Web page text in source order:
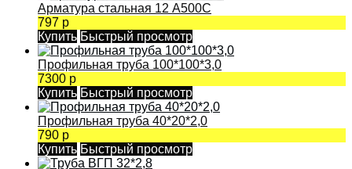
Арматура стальная 12 А500С
797 р
Купить Быстрый просмотр
Профильная труба 100*100*3,0
7300 р
Купить Быстрый просмотр
Профильная труба 40*20*2,0
790 р
Купить Быстрый просмотр